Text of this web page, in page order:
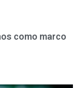
como marco